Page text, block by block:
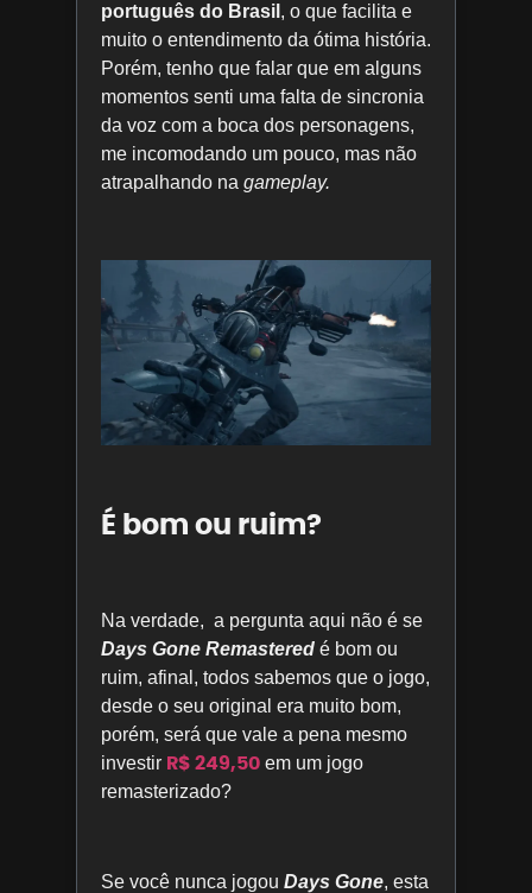
português do Brasil , o que facilita e
muito o entendimento da ótima história.
Porém, tenho que falar que em alguns
momentos senti uma falta de sincronia
da voz com a boca dos personagens,
me incomodando um pouco, mas não
atrapalhando na gameplay.
É bom ou ruim?
Na verdade, a pergunta aqui não é se
Days Gone Remastered é bom ou
ruim, afinal, todos sabemos que o jogo,
desde o seu original era muito bom,
porém, será que vale a pena mesmo
investir R$ 249,50 em um jogo
remasterizado?
Se você nunca jogou Days Gone, esta